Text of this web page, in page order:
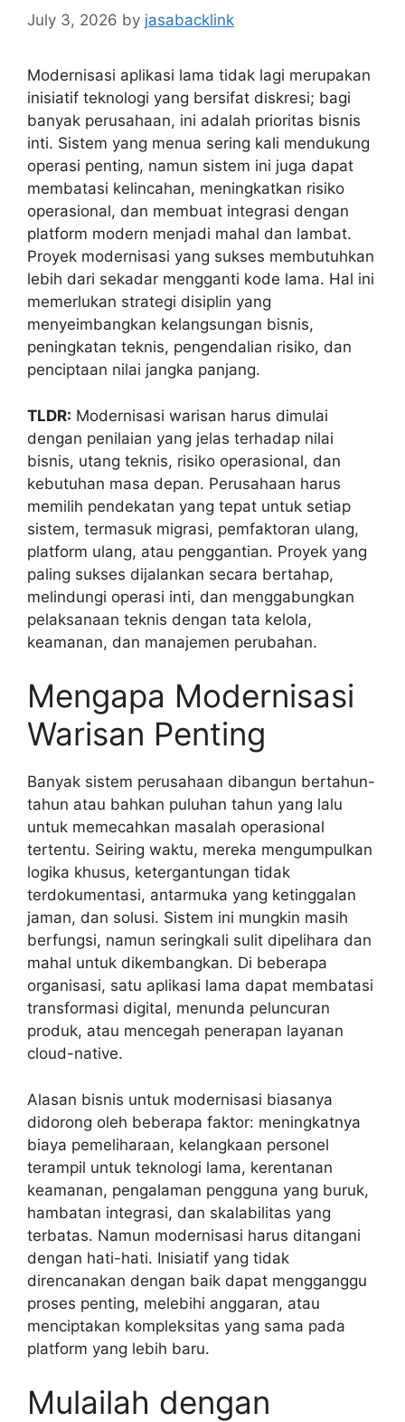
July 3, 2026 by jasabacklink
Modernisasi aplikasi lama tidak lagi merupakan
inisiatif teknologi yang bersifat diskresi; bagi
banyak perusahaan, ini adalah prioritas bisnis
inti. Sistem yang menua sering kali mendukung
operasi penting, namun sistem ini juga dapat
membatasi kelincahan, meningkatkan risiko
operasional, dan membuat integrasi dengan
platform modern menjadi mahal dan lambat.
Proyek modernisasi yang sukses membutuhkan
lebih dari sekadar mengganti kode lama. Hal ini
memerlukan strategi disiplin yang
menyeimbangkan kelangsungan bisnis,
peningkatan teknis, pengendalian risiko, dan
penciptaan nilai jangka panjang.
TLDR: Modernisasi warisan harus dimulai
dengan penilaian yang jelas terhadap nilai
bisnis, utang teknis, risiko operasional, dan
kebutuhan masa depan. Perusahaan harus
memilih pendekatan yang tepat untuk setiap
sistem, termasuk migrasi, pemfaktoran ulang,
platform ulang, atau penggantian. Proyek yang
paling sukses dijalankan secara bertahap,
melindungi operasi inti, dan menggabungkan
pelaksanaan teknis dengan tata kelola,
keamanan, dan manajemen perubahan.
Mengapa Modernisasi
Warisan Penting
Banyak sistem perusahaan dibangun bertahun-
tahun atau bahkan puluhan tahun yang lalu
untuk memecahkan masalah operasional
tertentu. Seiring waktu, mereka mengumpulkan
logika khusus, ketergantungan tidak
terdokumentasi, antarmuka yang ketinggalan
jaman, dan solusi. Sistem ini mungkin masih
berfungsi, namun seringkali sulit dipelihara dan
mahal untuk dikembangkan. Di beberapa
organisasi, satu aplikasi lama dapat membatasi
transformasi digital, menunda peluncuran
produk, atau mencegah penerapan layanan
cloud-native.
Alasan bisnis untuk modernisasi biasanya
didorong oleh beberapa faktor: meningkatnya
biaya pemeliharaan, kelangkaan personel
terampil untuk teknologi lama, kerentanan
keamanan, pengalaman pengguna yang buruk,
hambatan integrasi, dan skalabilitas yang
terbatas. Namun modernisasi harus ditangani
dengan hati-hati. Inisiatif yang tidak
direncanakan dengan baik dapat mengganggu
proses penting, melebihi anggaran, atau
menciptakan kompleksitas yang sama pada
platform yang lebih baru.
Mulailah dengan